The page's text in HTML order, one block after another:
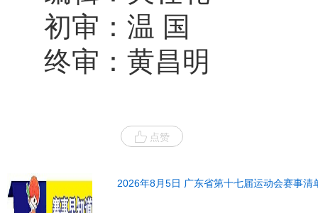
初审：温 国
终审：黄昌明
点赞
2026年8月5日 广东省第十七届运动会赛事清